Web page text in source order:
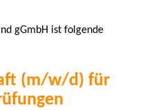
gGmbH ist folgende
(m/w/d) für